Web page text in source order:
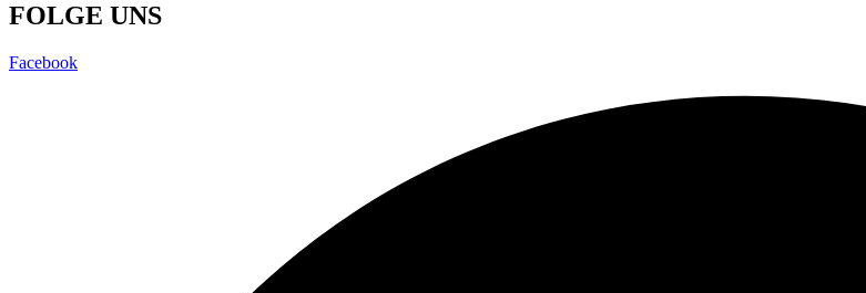
FOLGE UNS
Facebook